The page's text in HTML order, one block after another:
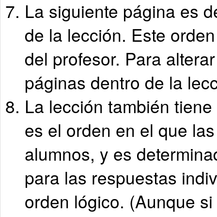
La siguiente página es
de la lección. Este
del profesor. Para
páginas dentro de la
La lección también
es el orden en el que
alumnos, y es
para las respuestas
orden lógico. (Aunque